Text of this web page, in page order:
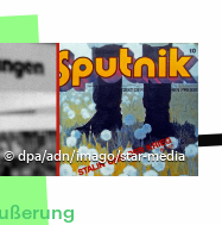
©dpa/adn/imago/star-media